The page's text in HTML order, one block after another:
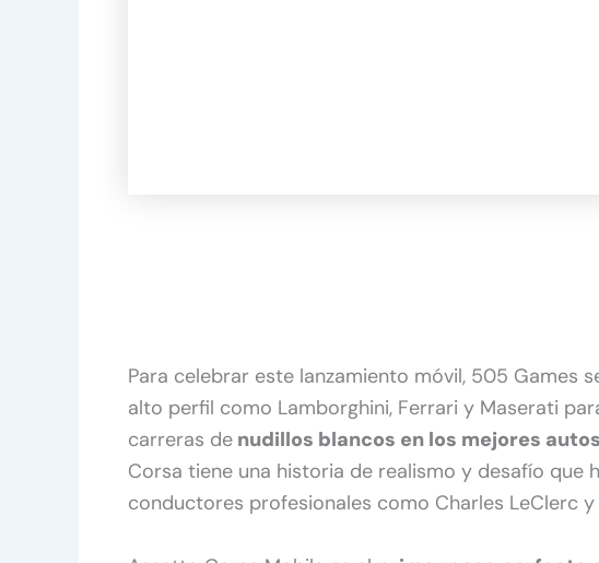
Para celebrar este lanzamiento móvil, 505 Games
alto perfil como Lamborghini, Ferrari y Maserati
carreras de nudillos blancos en los mejores
Corsa tiene una historia de realismo y desafío que
conductores profesionales como Charles LeClerc y